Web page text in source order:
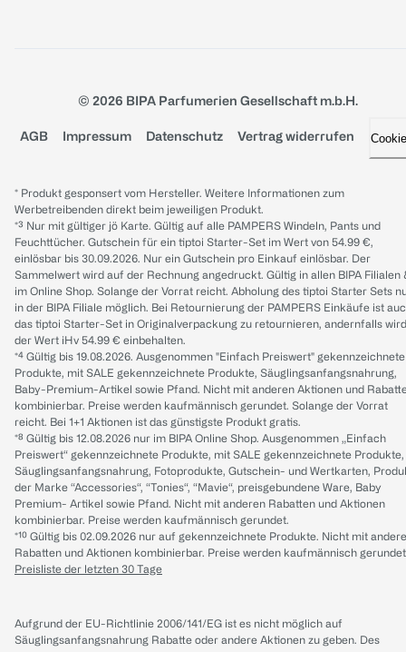
© 2026 BIPA Parfumerien Gesellschaft m.b.H.
AGB Impressum Datenschutz Vertrag widerrufen
* Produkt gesponsert vom Hersteller. Weitere Informationen zum
Werbetreibenden direkt beim jeweiligen Produkt.
*³ Nur mit gültiger jö Karte. Gültig auf alle PAMPERS Windeln, Pants und
Feuchttücher. Gutschein für ein tiptoi Starter-Set im Wert von 54.99 €,
einlösbar bis 30.09.2026. Nur ein Gutschein pro Einkauf einlösbar. Der
Sammelwert wird auf der Rechnung angedruckt. Gültig in allen BIPA Filialen
im Online Shop. Solange der Vorrat reicht. Abholung des tiptoi Starter Sets
in der BIPA Filiale möglich. Bei Retournierung der PAMPERS Einkäufe ist
das tiptoi Starter-Set in Originalverpackung zu retournieren, andernfalls wird
der Wert iHv 54.99 € einbehalten.
*⁴ Gültig bis 19.08.2026. Ausgenommen "Einfach Preiswert" gekennzeichnete
Produkte, mit SALE gekennzeichnete Produkte, Säuglingsanfangsnahrung,
Baby-Premium-Artikel sowie Pfand. Nicht mit anderen Aktionen und
kombinierbar. Preise werden kaufmännisch gerundet. Solange der Vorrat
reicht. Bei 1+1 Aktionen ist das günstigste Produkt gratis.
*⁸ Gültig bis 12.08.2026 nur im BIPA Online Shop. Ausgenommen „Einfach
Preiswert“ gekennzeichnete Produkte, mit SALE gekennzeichnete Produkte,
Säuglingsanfangsnahrung, Fotoprodukte, Gutschein- und Wertkarten,
der Marke “Accessories“, “Tonies“, “Mavie“, preisgebundene Ware, Baby
Premium- Artikel sowie Pfand. Nicht mit anderen Rabatten und Aktionen
kombinierbar. Preise werden kaufmännisch gerundet.
*¹⁰ Gültig bis 02.09.2026 nur auf gekennzeichnete Produkte. Nicht mit
Rabatten und Aktionen kombinierbar. Preise werden kaufmännisch
Preisliste der letzten 30 Tage
Aufgrund der EU-Richtlinie 2006/141/EG ist es nicht möglich auf
Säuglingsanfangsnahrung Rabatte oder andere Aktionen zu geben. Des